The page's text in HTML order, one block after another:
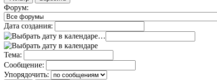
Форум:
Дата создания:
…
Тема:
Сообщение:
Упорядочить: